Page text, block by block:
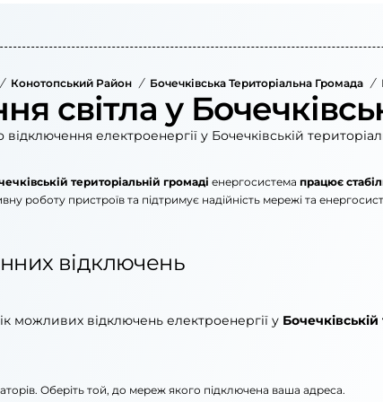
/ Конотопський Район / Бочечківська Територіальна Громада /
світла у
електроенергії у Бочечківській
територіальній громаді енергосистема працює
роботу пристроїв та підтримує надійність мережі та
відключень
можливих відключень електроенергії у
Оберіть той, до мереж якого підключена ваша адреса.